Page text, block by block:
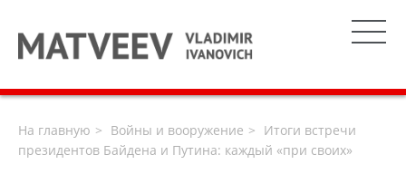
На главную Войны и вооружение
Итоги встречи
президентов Байдена и Путина: каждый «при своих»